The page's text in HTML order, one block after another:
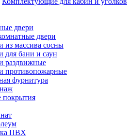
двери
двери
из массива сосны
для бани и саун
раздвижные
противопожарные
фурнитура
покрытия
ПВХ